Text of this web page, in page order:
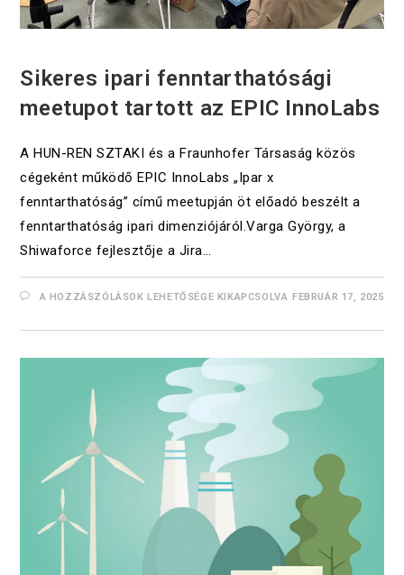
Sikeres ipari fenntarthatósági
meetupot tartott az EPIC InnoLabs
A HUN-REN SZTAKI és a Fraunhofer Társaság közös
cégeként működő EPIC InnoLabs „Ipar x
fenntarthatóság” című meetupján öt előadó beszélt a
fenntarthatóság ipari dimenziójáról.Varga György, a
Shiwaforce fejlesztője a Jira…
A HOZZÁSZÓLÁSOK LEHETŐSÉGE KIKAPCSOLVA FEBRUÁR 17, 2025